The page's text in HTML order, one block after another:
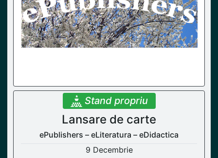
Stand propriu
Lansare de carte
ePublishers – eLiteratura – eDidactica
9 Decembrie